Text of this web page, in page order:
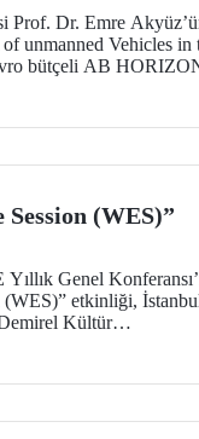
Prof. Dr. Emre
unmanned Vehicles in
bütçeli AB
(WES)”
Genel
(WES)” etkinliği,
Kültür